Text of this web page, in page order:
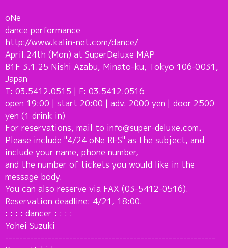
oNe
dance performance
http://www.kalin-net.com/dance/
April.24th (Mon) at SuperDeluxe MAP
B1F 3.1.25 Nishi Azabu, Minato-ku, Tokyo 106-0031,
Japan
T: 03.5412.0515 | F: 03.5412.0516
open 19:00 | start 20:00 | adv. 2000 yen | door 2500
yen (1 drink in)
For reservations, mail to info@super-deluxe.com.
Please include "4/24 oNe RES" as the subject, and
include your name, phone number,
and the number of tickets you would like in the
message body.
You can also reserve via FAX (03-5412-0516).
Reservation deadline: 4/21, 18:00.
: : : : dancer : : : :
Yohei Suzuki
-----------------------------------------------------------